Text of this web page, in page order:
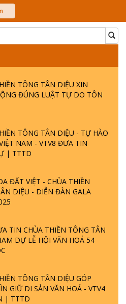
TÔNG TÂN DIỆU XIN
ĐÚNG LUẬT TỰ DO TÔN
TÔNG TÂN DIỆU - TỰ HÀO
NAM - VTV8 ĐƯA TIN
| TTTD
ĐẤT VIỆT - CHÙA THIỀN
DIỆU - DIỄN ĐÀN GALA
TIN CHÙA THIỀN TÔNG TÂN
DỰ LỄ HỘI VĂN HOÁ 54
TÔNG TÂN DIỆU GÓP
GIỮ DI SẢN VĂN HOÁ - VTV4
| TTTD